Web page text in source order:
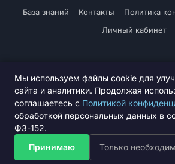
База знаний
Контакты
Политика
Личный кабинет
© 2026 СПССК «Семстанция по
Мы используем файлы cookie для
сайта и аналитики. Продолжая
соглашаетесь с Политикой
обработкой персональных данных в
ФЗ-152.
Принимаю
Только